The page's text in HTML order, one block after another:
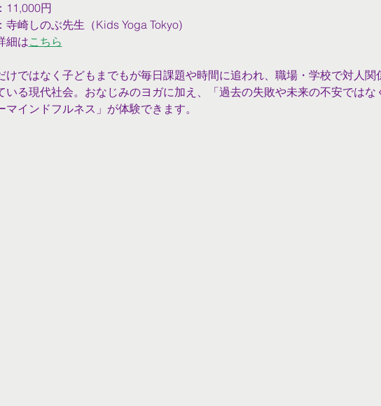
11,000円
寺崎しのぶ先生（Kids Yoga Tokyo)
はこちら
けではなく子どもまでもが毎日課題や時間に追われ、職場・学校で対人
いる現代社会。おなじみのヨガに加え、「過去の失敗や未来の不安では
マインドフルネス」が体験できます。